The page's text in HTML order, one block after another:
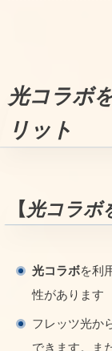
光コラボ
リット
【 光コラボ
光コラボを利
性があります
フレッツ光か
できます。ま